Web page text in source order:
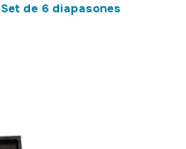
Set de 6 diapasones